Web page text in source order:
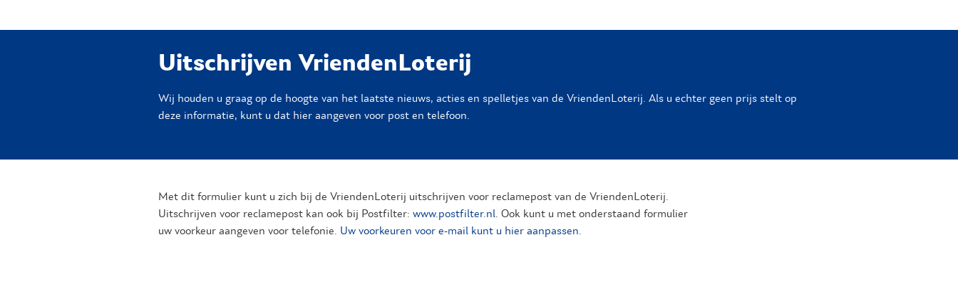
Uitschrijven VriendenLoterij
Wij houden u graag op de hoogte van het laatste nieuws, acties en spelletjes van de VriendenLoterij. Als u echter geen prijs stelt op
deze informatie, kunt u dat hier aangeven voor post en telefoon.
Met dit formulier kunt u zich bij de VriendenLoterij uitschrijven voor reclamepost van de VriendenLoterij.
Uitschrijven voor reclamepost kan ook bij Postfilter: www.postfilter.nl
. Ook kunt u met onderstaand formulier
uw voorkeur aangeven voor telefonie. Uw voorkeuren voor e-mail kunt u hier aanpassen.